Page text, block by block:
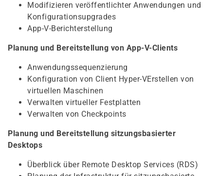
Modifizieren veröffentlichter Anwendungen und
Konfigurationsupgrades
App-V-Berichterstellung
Planung und Bereitstellung von App-V-Clients
Anwendungssequenzierung
Konfiguration von Client Hyper-VErstellen von
virtuellen Maschinen
Verwalten virtueller Festplatten
Verwalten von Checkpoints
Planung und Bereitstellung sitzungsbasierter
Desktops
Überblick über Remote Desktop Services (RDS)